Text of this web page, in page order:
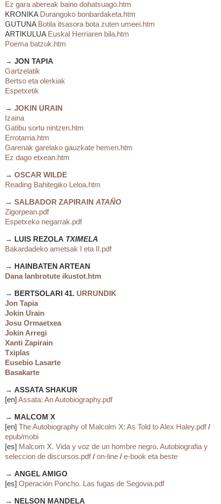
Ez gara abereak baino dohatsuago.htm
KRONIKA Durangoko bonbardaketa.htm
GUTUNA Botila itsasora bota zuten umeei.htm
ARTIKULUA Euskal Herriaren bila.htm
Poema batzuk.htm
→ JON TAPIA
Gartzelatik
Bertso eta olerkiak
Espetxetik
→ JOKIN URAIN
Izaina
Gatibu sortu nintzen.htm
Errotarria.htm
Garenak garelako gauzkate hemen.htm
Ez dago etxean.htm
→ OSCAR WILDE
Reading Bahitegiko Leloa.htm
→ SALBADOR ZAPIRAIN ATAÑO
Zigorpean.pdf
Espetxeko negarrak.pdf
→ LUIS REZOLA TXIMELA
Bakardadeko ametsak I eta II.pdf
→
HAINBATEN ARTEAN
Dana lanbrotute ikustot.htm
→ BERTSOLARI 41. URRUNDIK
Jon Tapia
Jokin Urain
Josu Ormaetxea
Jokin Arregi
Xanti Zapirain
Txiplas
Eusebio Lasarte
Basakarte
→ ASSATA SHAKUR
[en] Assata: An Autobiography.pdf
→
MALCOM X
[en] The Autobiography of Malcolm X: As Told to Alex Haley.pdf/
epub/mobi
[es] Malcom X. Vida y voz de un hombre negro. Autobiografia y
seleccion de discursos.pdf/ on-line / e-book eta beste
→ ANGEL AMIGO
[es] Operación Poncho. Las fugas de Segovia.pdf
→ NELSON MANDELA